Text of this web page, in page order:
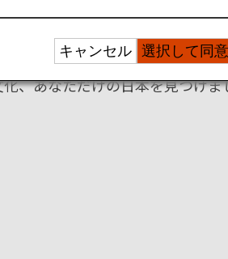
、あなただけの日本を見つけま
選択して同
キャンセル